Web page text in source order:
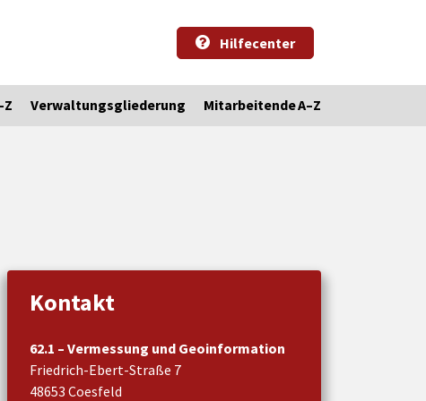
Hilfecenter
Verwaltungsgliederung Mitarbeitende A–Z
Kontakt
62.1 – Vermessung und Geoinformation
Friedrich-Ebert-Straße 7
48653 Coesfeld